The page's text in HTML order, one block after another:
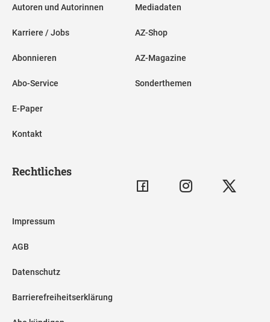
Autoren und Autorinnen
Karriere / Jobs
Abonnieren
Abo-Service
E-Paper
Kontakt
Mediadaten
AZ-Shop
AZ-Magazine
Sonderthemen
Rechtliches
Impressum
AGB
Datenschutz
Barrierefreiheitserklärung